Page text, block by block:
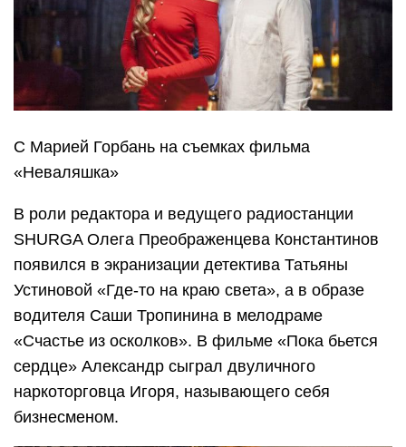
С Марией Горбань на съемках фильма
«Неваляшка»
В роли редактора и ведущего радиостанции
SHURGA Олега Преображенцева Константинов
появился в экранизации детектива Татьяны
Устиновой «Где-то на краю света», а в образе
водителя Саши Тропинина в мелодраме
«Счастье из осколков». В фильме «Пока бьется
сердце» Александр сыграл двуличного
наркоторговца Игоря, называющего себя
бизнесменом.